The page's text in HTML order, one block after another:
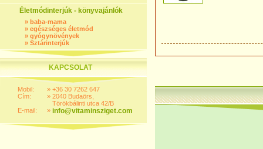
Életmódinterjúk - könyvajánlók
» baba-mama
» egészséges életmód
» gyógynövények
» Sztárinterjúk
KAPCSOLAT
Mobil:
Cím:
E-mail:
»
»
»
+36 30 7262 647
2040 Budaörs,
Törökbálinti utca 42/B
info@vitaminsziget.com